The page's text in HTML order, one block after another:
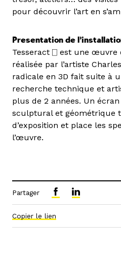
pour découvrir l’art en
Presentation de
Tesseract ⎕ est une œuvre
réalisée par l’artiste
radicale en 3D fait suite à
recherche technique et
plus de 2 années. Un
sculptural et géométrique
d’exposition et place les
l’œuvre.
Partager
Copier le lien